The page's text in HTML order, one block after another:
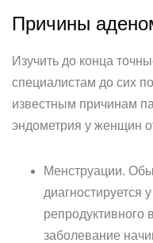
Причины
Изучить до конца
специалистам до сих
известным причинам
эндометрия у женщин
Менструации.
диагностируется
репродуктивного
заболевание